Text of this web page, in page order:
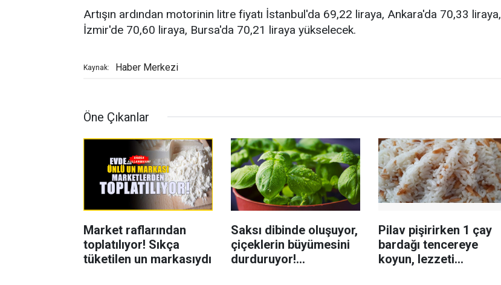
Artışın ardından motorinin litre fiyatı İstanbul'da 69,22 liraya, Ankara'da 70,33 liraya,
İzmir'de 70,60 liraya, Bursa'da 70,21 liraya yükselecek.
Kaynak: Haber Merkezi
Öne Çıkanlar
Market raflarından
toplatılıyor! Sıkça
tüketilen un markasıydı
Saksı dibinde oluşuyor,
çiçeklerin büyümesini
durduruyor!
Pilav pişirirken 1 çay
bardağı tencereye
koyun, lezzeti